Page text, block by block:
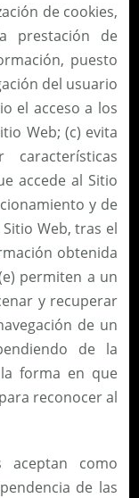
de cookies,
prestación de
puesto
del usuario
el acceso a los
Web; (c) evita
accede al Sitio
y de
Web, tras el
obtenida
permiten a un
y recuperar
de un
de la
forma en que
reconocer al
aceptan como
de las